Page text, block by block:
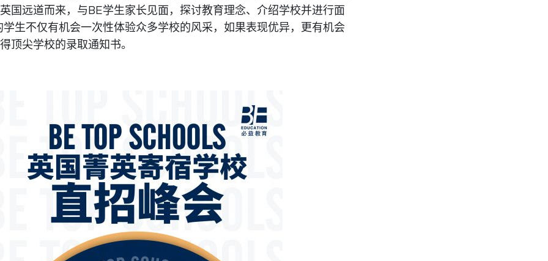
国远道而来，与BE学生家长见面，探讨教育理念、介绍学校并进行面
生不仅有机会一次性体验众多学校的风采，如果表现优异，更有机会
顶尖学校的录取通知书。